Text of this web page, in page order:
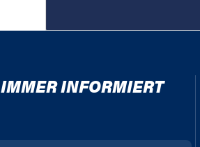
IMMER INFORMIERT